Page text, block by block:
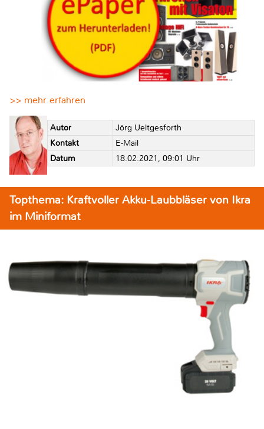
>> mehr erfahren
Autor
Jörg Ueltgesforth
Kontakt
E-Mail
Datum
18.02.2021, 09:01 Uhr
Topthema: Kraftvoller Akku-Laubbläser von Ikra
im Miniformat